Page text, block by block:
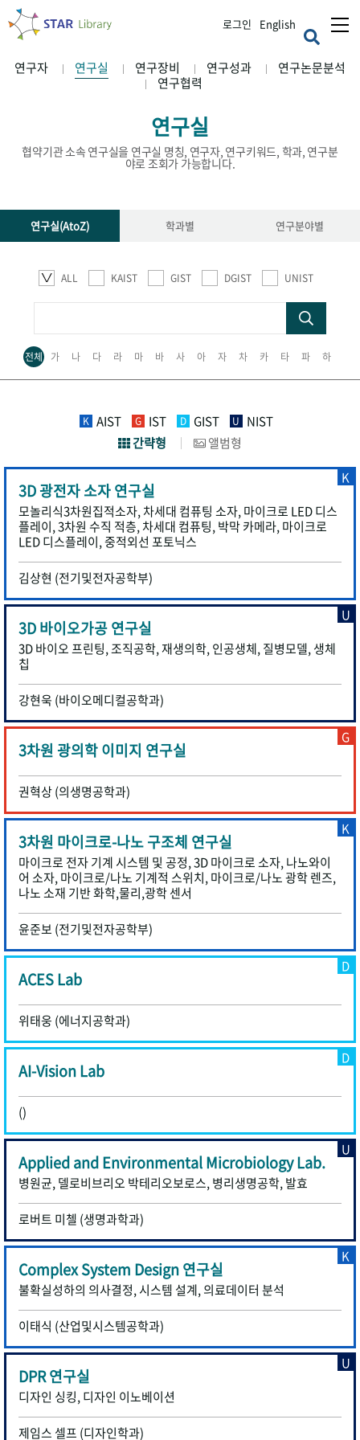
로그인 English
연구자 연구실 연구장비 연구성과
연구논문분석
연구협력
연구실
협약기관 소속 연구실을 연구실 명칭, 연구자, 연구키워드, 학과, 연구분
야로 조회가 가능합니다.
연구실(AtoZ) 학과별 연구분야별
ALL KAIST GIST DGIST UNIST
전체 가 나 다 라 마 바 사 아 자 차 카 타 파 하
K AIST G IST D GIST U
NIST
간략형
앨범형
3D 광전자 소자 연구실
모놀리식3차원집적소자, 차세대 컴퓨팅 소자, 마이크로 LED 디스
플레이, 3차원 수직 적층, 차세대 컴퓨팅, 박막 카메라, 마이크로
LED 디스플레이, 중적외선 포토닉스
김상현 (전기및전자공학부)
K
3D 바이오가공 연구실
3D 바이오 프린팅, 조직공학, 재생의학, 인공생체, 질병모델, 생체
칩
강현욱 (바이오메디컬공학과)
U
3차원 광의학 이미지 연구실
권혁상 (의생명공학과)
G
3차원 마이크로-나노 구조체 연구실
마이크로 전자 기계 시스템 및 공정, 3D 마이크로 소자, 나노와이
어 소자, 마이크로/나노 기계적 스위치, 마이크로/나노 광학 렌즈,
나노 소재 기반 화학,물리,광학 센서
윤준보 (전기및전자공학부)
K
ACES Lab
위태웅 (에너지공학과)
D
AI-Vision Lab
()
D
Applied and Environmental Microbiology Lab.
병원균, 델로비브리오 박테리오보로스, 병리생명공학, 발효
로버트 미첼 (생명과학과)
U
Complex System Design 연구실
불확실성하의 의사결정, 시스템 설계, 의료데이터 분석
이태식 (산업및시스템공학과)
K
DPR 연구실
디자인 싱킹, 디자인 이노베이션
제임스 셀프 (디자인학과)
U